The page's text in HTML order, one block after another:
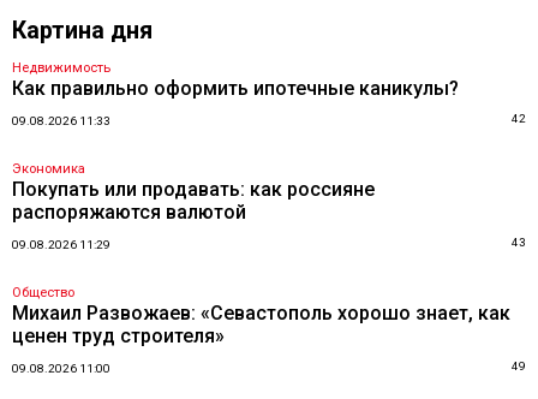
Картина дня
Недвижимость
Как правильно оформить ипотечные каникулы?
09.08.2026 11:33 42
Экономика
Покупать или продавать: как россияне
распоряжаются валютой
09.08.2026 11:29 43
Общество
Михаил Развожаев: «Севастополь хорошо знает, как
ценен труд строителя»
09.08.2026 11:00 49